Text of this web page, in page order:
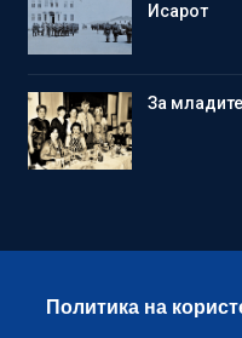
Исарот
Зa
Политика на